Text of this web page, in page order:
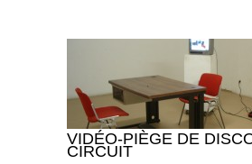
VIDÉO-PIÈGE DE
CIRCUIT